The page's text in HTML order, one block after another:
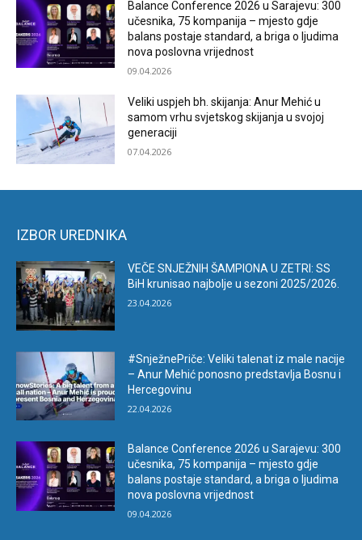
Balance Conference 2026 u Sarajevu: 300
učesnika, 75 kompanija – mjesto gdje
balans postaje standard, a briga o ljudima
nova poslovna vrijednost
09.04.2026
Veliki uspjeh bh. skijanja: Anur Mehić u
samom vrhu svjetskog skijanja u svojoj
generaciji
07.04.2026
IZBOR UREDNIKA
VEČE SNJEŽNIH ŠAMPIONA U ZETRI: SS
BiH krunisao najbolje u sezoni 2025/2026.
23.04.2026
#SnježnePriče: Veliki talenat iz male nacije
– Anur Mehić ponosno predstavlja Bosnu i
Hercegovinu
22.04.2026
Balance Conference 2026 u Sarajevu: 300
učesnika, 75 kompanija – mjesto gdje
balans postaje standard, a briga o ljudima
nova poslovna vrijednost
09.04.2026